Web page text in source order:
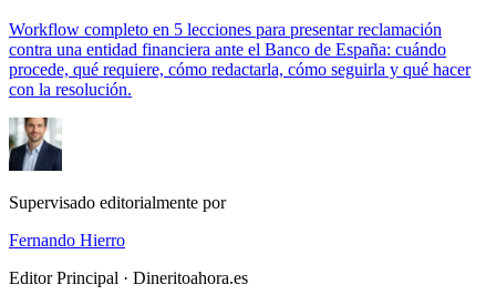
Workflow completo en 5 lecciones para presentar reclamación
contra una entidad financiera ante el Banco de España: cuándo
procede, qué requiere, cómo redactarla, cómo seguirla y qué hacer
con la resolución.
Supervisado editorialmente por
Fernando Hierro
Editor Principal · Dineritoahora.es